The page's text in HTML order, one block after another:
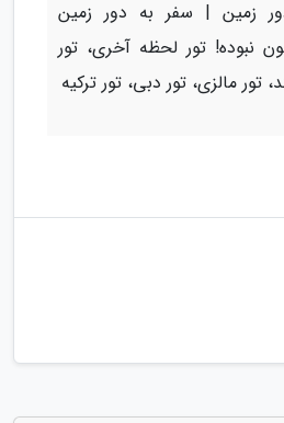
زمین | سفر به دور زمین
نبوده! تور لحظه آخری، تور
تور مالزی، تور دبی، تور ترکیه